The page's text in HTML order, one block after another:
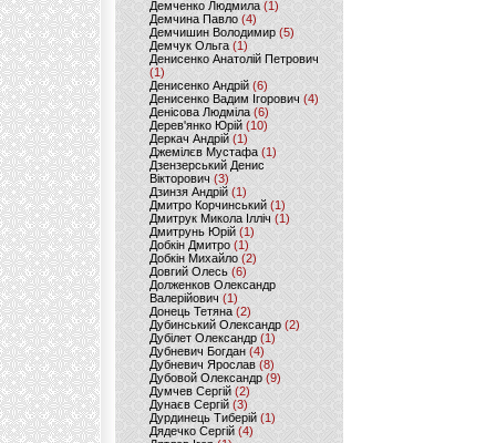
Демченко Людмила (1)
Демчина Павло (4)
Демчишин Володимир (5)
Демчук Ольга(1)
Денисенко Анатолій Петрович
(1)
Денисенко Андрій (6)
Денисенко Вадим Ігорович (4)
Денісова Людміла(6)
Дерев'янко Юрій(10)
Деркач Андрій(1)
Джемілєв Мустафа (1)
Дзензерський Денис
Вікторович (3)
Дзинзя Андрій (1)
Дмитро Корчинський (1)
Дмитрук Микола Ілліч (1)
Дмитрунь Юрій (1)
Добкін Дмитро(1)
Добкін Михайло (2)
Довгий Олесь (6)
Долженков Олександр
Валерійович (1)
Донець Тетяна (2)
Дубинський Олександр(2)
Дубілет Олександр (1)
Дубневич Богдан (4)
Дубневич Ярослав (8)
Дубовой Олександр(9)
Думчев Сергій (2)
Дунаєв Сергій(3)
Дурдинець Тиберій (1)
Дядечко Сергій (4)